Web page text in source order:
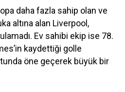
daha fazla sahip olan ve
altına alan Liverpool,
Ev sahibi ekip ise 78.
kaydettiği golle
öne geçerek büyük bir